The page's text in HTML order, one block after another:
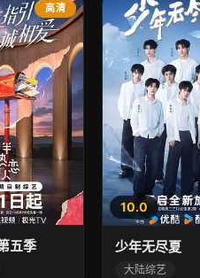
高清
五季
10.0
少年无尽夏
大陆综艺